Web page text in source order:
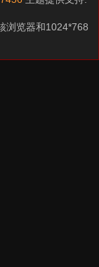
浏览器和1024*768